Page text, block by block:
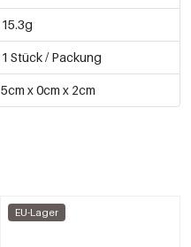
15.3g
1 Stück / Packung
5cm x 0cm x 2cm
EU-Lager